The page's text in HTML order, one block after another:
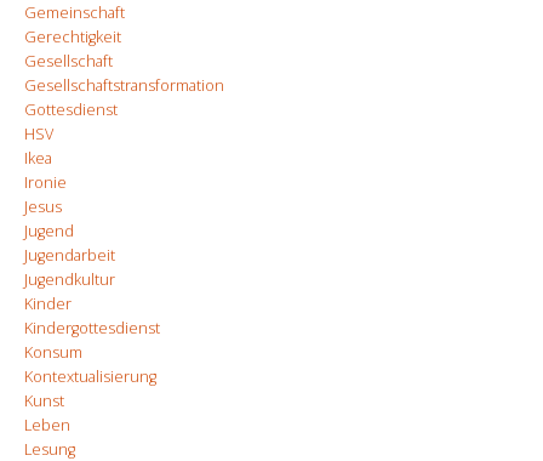
Gemeinschaft
Gerechtigkeit
Gesellschaft
Gesellschaftstransformation
Gottesdienst
HSV
Ikea
Ironie
Jesus
Jugend
Jugendarbeit
Jugendkultur
Kinder
Kindergottesdienst
Konsum
Kontextualisierung
Kunst
Leben
Lesung